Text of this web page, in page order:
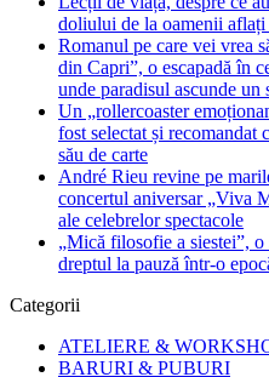
doliului de la oamenii
Romanul pe care vei vrea
din Capri”, o escapadă în
unde paradisul ascunde un
Un „rollercoaster
fost selectat și
său de carte
André Rieu revine pe
concertul aniversar „Viva
ale celebrelor spectacole
„Mică filosofie a siestei”,
dreptul la pauză într-o
Categorii
ATELIERE &
BARURI & PUBURI